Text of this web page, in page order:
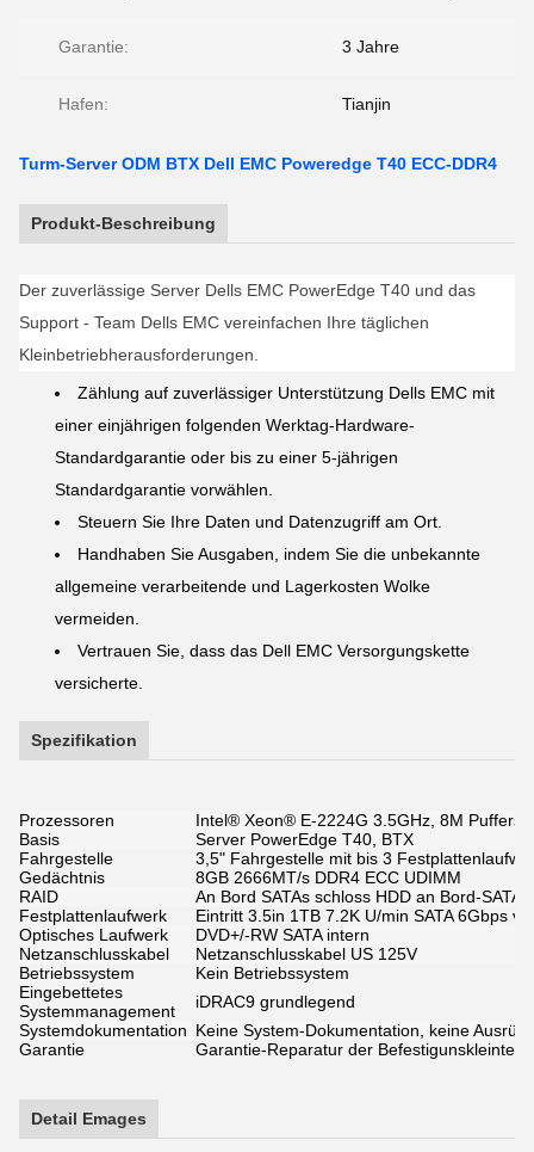
Garantie: 3 Jahre
Hafen: Tianjin
Turm-Server ODM BTX Dell EMC Poweredge T40 ECC-DDR4
Produkt-Beschreibung
Der zuverlässige Server Dells EMC PowerEdge T40 und das
Support - Team Dells EMC vereinfachen Ihre täglichen
Kleinbetriebherausforderungen.
Zählung auf zuverlässiger Unterstützung Dells EMC mit
einer einjährigen folgenden Werktag-Hardware-
Standardgarantie oder bis zu einer 5-jährigen
Standardgarantie vorwählen.
Steuern Sie Ihre Daten und Datenzugriff am Ort.
Handhaben Sie Ausgaben, indem Sie die unbekannte
allgemeine verarbeitende und Lagerkosten Wolke
vermeiden.
Vertrauen Sie, dass das Dell EMC Versorgungskette
versicherte.
Spezifikation
Prozessoren
Intel® Xeon® E-2224G 3.5GHz, 8M
Basis
Server PowerEdge T40, BTX
Fahrgestelle
3,5" Fahrgestelle mit bis 3
Gedächtnis
8GB 2666MT/s DDR4 ECC UDIMM
RAID
An Bord SATAs schloss HDD an Bord-
Festplattenlaufwerk
Eintritt 3.5in 1TB 7.2K U/min SATA 6Gbps
Optisches Laufwerk
DVD+/-RW SATA intern
Netzanschlusskabel
Netzanschlusskabel US 125V
Betriebssystem
Kein Betriebssystem
Eingebettetes
Systemmanagement
iDRAC9 grundlegend
Systemdokumentation Keine System-Dokumentation, keine
Garantie
Garantie-Reparatur der
Detail Emages